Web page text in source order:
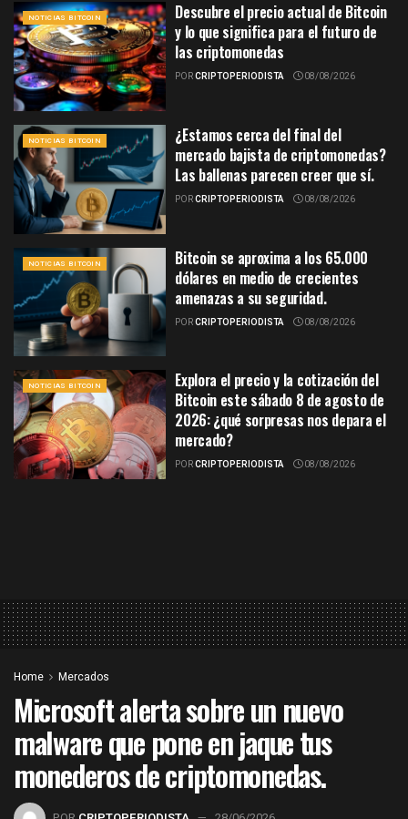
NOTICIAS BITCOIN
Descubre el precio actual de Bitcoin
y lo que significa para el futuro de
las criptomonedas
PORCRIPTOPERIODISTA 08/08/2026
NOTICIAS BITCOIN
¿Estamos cerca del final del
mercado bajista de criptomonedas?
Las ballenas parecen creer que sí.
PORCRIPTOPERIODISTA 08/08/2026
NOTICIAS BITCOIN
Bitcoin se aproxima a los 65.000
dólares en medio de crecientes
amenazas a su seguridad.
PORCRIPTOPERIODISTA 08/08/2026
NOTICIAS BITCOIN
Explora el precio y la cotización del
Bitcoin este sábado 8 de agosto de
2026: ¿qué sorpresas nos depara el
mercado?
PORCRIPTOPERIODISTA 08/08/2026
Home Mercados
Microsoft alerta sobre un nuevo
malware que pone en jaque tus
monederos de criptomonedas.